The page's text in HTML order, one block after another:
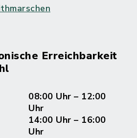
Erreichbarkeit
08:00 Uhr – 12:00
Uhr
14:00 Uhr – 16:00
Uhr